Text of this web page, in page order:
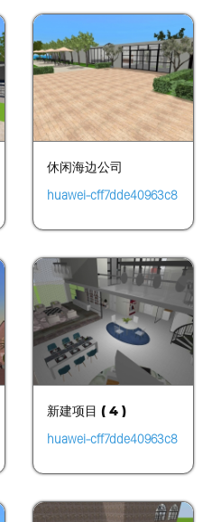
休闲海边公司
huawei-cff7dde40963c8
新建项目 ( 4 )
huawei-cff7dde40963c8